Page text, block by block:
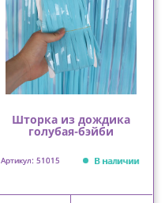
Шторка из дождика
голубая-бэйби
Артикул: 51015 В наличии